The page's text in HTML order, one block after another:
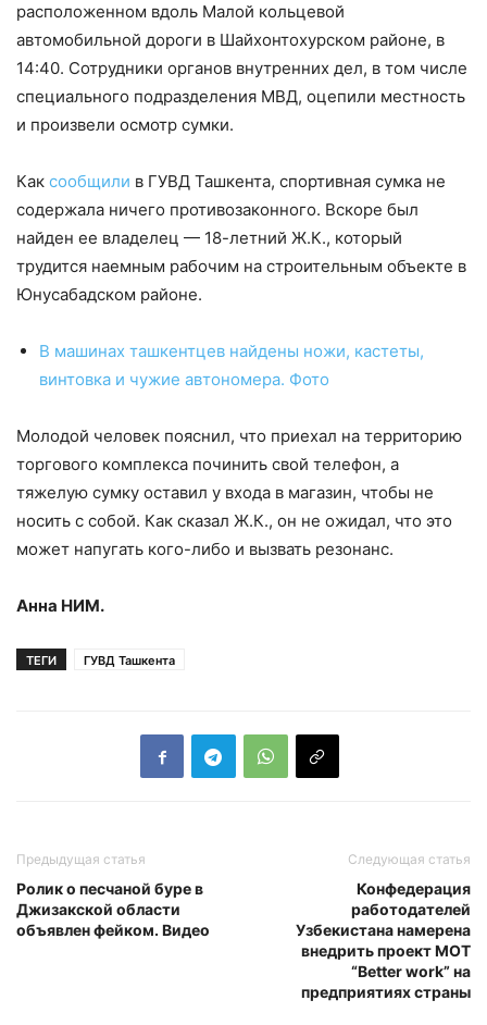
расположенном вдоль Малой кольцевой
автомобильной дороги в Шайхонтохурском районе, в
14:40. Сотрудники органов внутренних дел, в том числе
специального подразделения МВД, оцепили местность
и произвели осмотр сумки.
Как сообщили в ГУВД Ташкента, спортивная сумка не
содержала ничего противозаконного. Вскоре был
найден ее владелец — 18-летний Ж.К., который
трудится наемным рабочим на строительным объекте в
Юнусабадском районе.
В машинах ташкентцев найдены ножи, кастеты,
винтовка и чужие автономера. Фото
Молодой человек пояснил, что приехал на территорию
торгового комплекса починить свой телефон, а
тяжелую сумку оставил у входа в магазин, чтобы не
носить с собой. Как сказал Ж.К., он не ожидал, что это
может напугать кого-либо и вызвать резонанс.
Анна НИМ.
ТЕГИ ГУВД Ташкента
Предыдущая статья
Ролик о песчаной буре в
Джизакской области
объявлен фейком. Видео
Следующая статья
Конфедерация
работодателей
Узбекистана намерена
внедрить проект МОТ
“Better work” на
предприятиях страны